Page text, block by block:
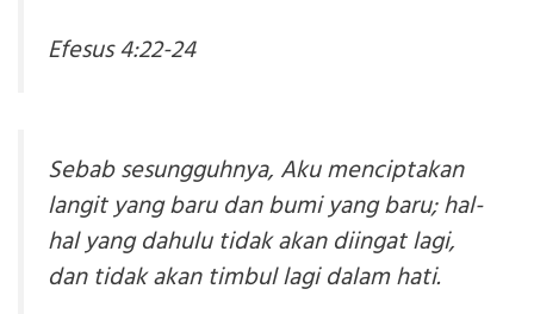
Efesus 4:22-24
Sebab sesungguhnya, Aku menciptakan
langit yang baru dan bumi yang baru; hal-
hal yang dahulu tidak akan diingat lagi,
dan tidak akan timbul lagi dalam hati.